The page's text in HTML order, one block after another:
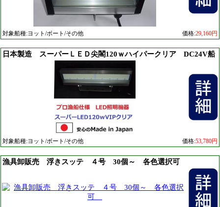
対象船種:ヨット/ボート/その他 価格:29,160円
日本製造 スーパーＬＥＤ尖閣120ｗハイパークリア DC24V船
対象船種:ヨット/ボート/その他 価格:53,780円
漁具卸販売 浮きスッテ ４号 30個～ 各色選択可